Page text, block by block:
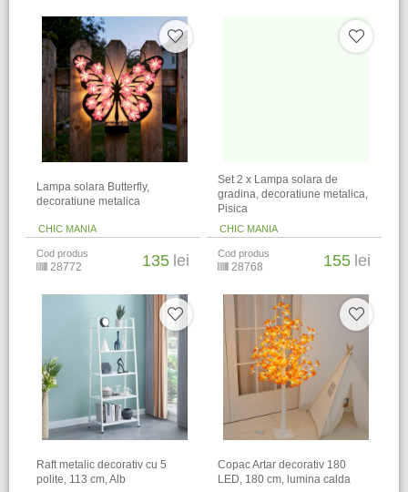
Lampa solara Butterfly,
decoratiune metalica
CHIC MANIA
Cod produs
28772 135 lei
Set 2 x Lampa solara de
gradina, decoratiune metalica,
Pisica
CHIC MANIA
Cod produs
28768 155 lei
Raft metalic decorativ cu 5
polite, 113 cm, Alb
Copac Artar decorativ 180
LED, 180 cm, lumina calda